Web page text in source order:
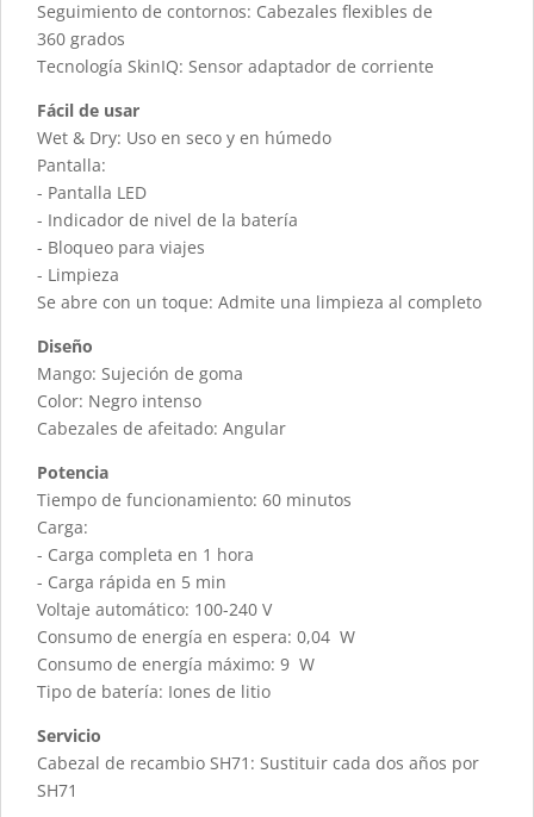
Seguimiento de contornos: Cabezales flexibles de
360 grados
Tecnología SkinIQ: Sensor adaptador de corriente
Fácil de usar
Wet & Dry: Uso en seco y en húmedo
Pantalla:
- Pantalla LED
- Indicador de nivel de la batería
- Bloqueo para viajes
- Limpieza
Se abre con un toque: Admite una limpieza al completo
Diseño
Mango: Sujeción de goma
Color: Negro intenso
Cabezales de afeitado: Angular
Potencia
Tiempo de funcionamiento: 60 minutos
Carga:
- Carga completa en 1 hora
- Carga rápida en 5 min
Voltaje automático: 100-240 V
Consumo de energía en espera: 0,04 W
Consumo de energía máximo: 9 W
Tipo de batería: Iones de litio
Servicio
Cabezal de recambio SH71: Sustituir cada dos años por
SH71